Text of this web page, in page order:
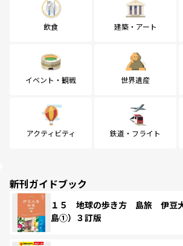
飲食 建築・アート
イベント・観戦 世界遺産
アクティビティ 鉄道・フライト
新刊ガイドブック
１５ 地球の歩き方 島旅 伊豆
島①）３訂版